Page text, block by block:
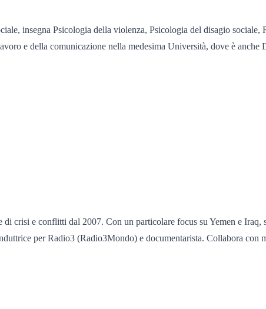
insegna Psicologia della violenza, Psicologia del disagio
e della comunicazione nella medesima Università, dove è
di crisi e conflitti dal 2007. Con un particolare focus su Yemen e
per Radio3 (Radio3Mondo) e documentarista. Collabora